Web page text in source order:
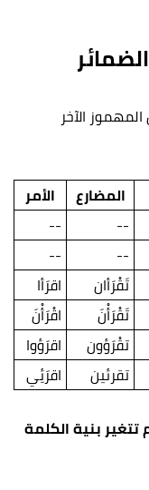
الآخر
المضارع
الأمر
--
--
--
--
تَقْرَأان
اقرَأا
تَقْرَأْنَ
اقْرَأْنَ
تقْرَؤون
اقرَؤوا
تقرئين
اقرَئِي
تتغير بنية الكلمة